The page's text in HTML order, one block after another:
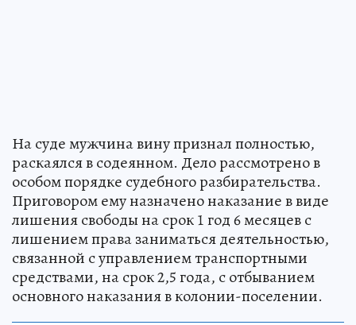
На суде мужчина вину признал полностью,
раскаялся в содеянном. Дело рассмотрено в
особом порядке судебного разбирательства.
Приговором ему назначено наказание в виде
лишения свободы на срок 1 год 6 месяцев с
лишением права заниматься деятельностью,
связанной с управлением транспортными
средствами, на срок 2,5 года, с отбыванием
основного наказания в колонии-поселении.